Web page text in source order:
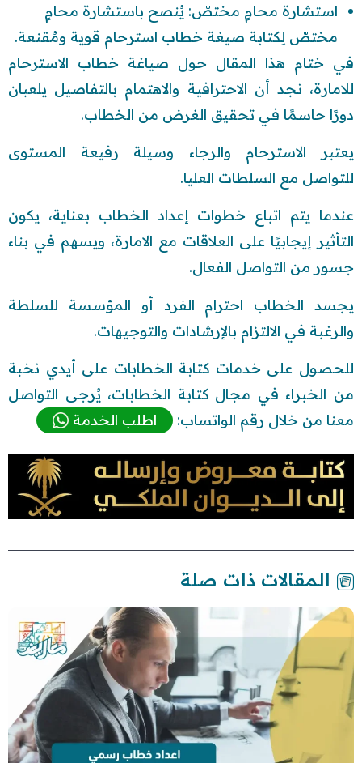
استشارة محامٍ مختصّ: يُنصح باستشارة محامٍ
مختصّ لِكتابة صيغة خطاب استرحام قوية ومُقنعة.
في ختام هذا المقال حول صياغة خطاب الاسترحام
للامارة، نجد أن الاحترافية والاهتمام بالتفاصيل يلعبان
دورًا حاسمًا في تحقيق الغرض من الخطاب.
يعتبر الاسترحام والرجاء وسيلة رفيعة المستوى
للتواصل مع السلطات العليا.
عندما يتم اتباع خطوات إعداد الخطاب بعناية، يكون
التأثير إيجابيًا على العلاقات مع الامارة، ويسهم في بناء
جسور من التواصل الفعال.
يجسد الخطاب احترام الفرد أو المؤسسة للسلطة
والرغبة في الالتزام بالإرشادات والتوجيهات.
للحصول على خدمات كتابة الخطابات على أيدي نخبة
من الخبراء في مجال كتابة الخطابات، يُرجى التواصل
معنا من خلال رقم الواتساب:
اطلب الخدمة
المقالات ذات صلة